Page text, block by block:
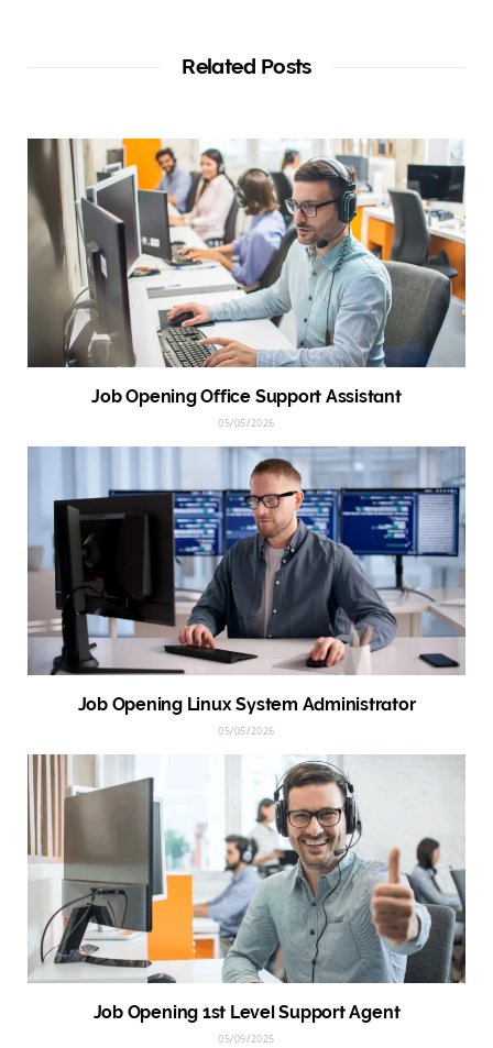
Related Posts
Job Opening Office Support Assistant
05/05/2026
Job Opening Linux System Administrator
05/05/2026
Job Opening 1st Level Support Agent
05/09/2025